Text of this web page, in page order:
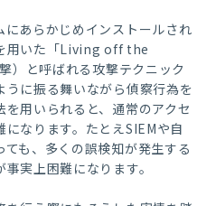
にあらかじめインストールされ
用いた「Living off the
）と呼ばれる攻撃テクニック
うに振る舞いながら偵察行為を
用いられると、通常のアクセ
なります。たとえSIEMや自
も、多くの誤検知が発生する
実上困難になります。